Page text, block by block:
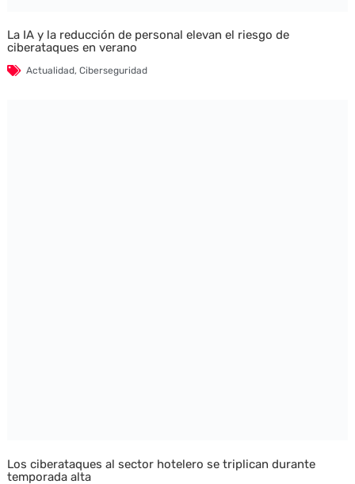
La IA y la reducción de personal elevan el riesgo de
ciberataques en verano
Actualidad, Ciberseguridad
Los ciberataques al sector hotelero se triplican durante
temporada alta